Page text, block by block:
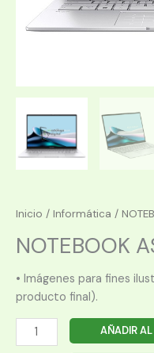
Inicio / Informática /
NOTEBOOK
• Imágenes para fines
producto final).
NOTEBOOK
ASUS
AÑADIR